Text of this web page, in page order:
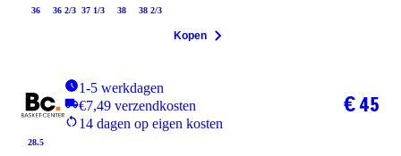
36 36 2/3 37 1/3 38 38 2/3
Kopen
1-5 werkdagen
€7,49 verzendkosten
14 dagen op eigen kosten
28.5
€ 45